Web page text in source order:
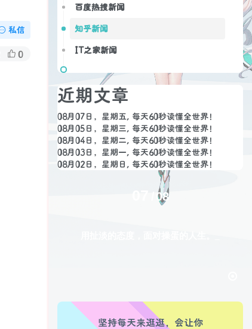
私信
0
百度热搜新闻
知乎新闻
IT之家新闻
近期文章
08月07日，星期五, 每天60秒读懂全世界！
08月05日，星期三, 每天60秒读懂全世界！
08月04日，星期二, 每天60秒读懂全世界！
08月03日，星期一, 每天60秒读懂全世界！
08月02日，星期日, 每天60秒读懂全世界！
08
坚持每天来逛逛，会让你
心情也舒畅了！